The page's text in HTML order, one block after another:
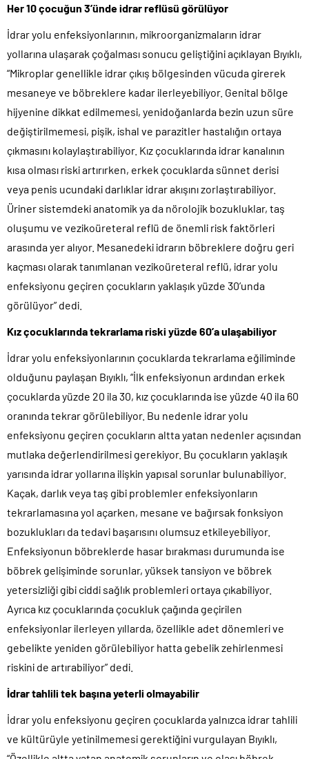
Her 10 çocuğun 3’ünde idrar reflüsü görülüyor
İdrar yolu enfeksiyonlarının, mikroorganizmaların idrar
yollarına ulaşarak çoğalması sonucu geliştiğini açıklayan Bıyıklı,
“Mikroplar genellikle idrar çıkış bölgesinden vücuda girerek
mesaneye ve böbreklere kadar ilerleyebiliyor. Genital bölge
hijyenine dikkat edilmemesi, yenidoğanlarda bezin uzun süre
değiştirilmemesi, pişik, ishal ve parazitler hastalığın ortaya
çıkmasını kolaylaştırabiliyor. Kız çocuklarında idrar kanalının
kısa olması riski artırırken, erkek çocuklarda sünnet derisi
veya penis ucundaki darlıklar idrar akışını zorlaştırabiliyor.
Üriner sistemdeki anatomik ya da nörolojik bozukluklar, taş
oluşumu ve vezikoüreteral reflü de önemli risk faktörleri
arasında yer alıyor. Mesanedeki idrarın böbreklere doğru geri
kaçması olarak tanımlanan vezikoüreteral reflü, idrar yolu
enfeksiyonu geçiren çocukların yaklaşık yüzde 30’unda
görülüyor” dedi.
Kız çocuklarında tekrarlama riski yüzde 60’a ulaşabiliyor
İdrar yolu enfeksiyonlarının çocuklarda tekrarlama eğiliminde
olduğunu paylaşan Bıyıklı, “İlk enfeksiyonun ardından erkek
çocuklarda yüzde 20 ila 30, kız çocuklarında ise yüzde 40 ila 60
oranında tekrar görülebiliyor. Bu nedenle idrar yolu
enfeksiyonu geçiren çocukların altta yatan nedenler açısından
mutlaka değerlendirilmesi gerekiyor. Bu çocukların yaklaşık
yarısında idrar yollarına ilişkin yapısal sorunlar bulunabiliyor.
Kaçak, darlık veya taş gibi problemler enfeksiyonların
tekrarlamasına yol açarken, mesane ve bağırsak fonksiyon
bozuklukları da tedavi başarısını olumsuz etkileyebiliyor.
Enfeksiyonun böbreklerde hasar bırakması durumunda ise
böbrek gelişiminde sorunlar, yüksek tansiyon ve böbrek
yetersizliği gibi ciddi sağlık problemleri ortaya çıkabiliyor.
Ayrıca kız çocuklarında çocukluk çağında geçirilen
enfeksiyonlar ilerleyen yıllarda, özellikle adet dönemleri ve
gebelikte yeniden görülebiliyor hatta gebelik zehirlenmesi
riskini de artırabiliyor” dedi.
İdrar tahlili tek başına yeterli olmayabilir
İdrar yolu enfeksiyonu geçiren çocuklarda yalnızca idrar tahlili
ve kültürüyle yetinilmemesi gerektiğini vurgulayan Bıyıklı,